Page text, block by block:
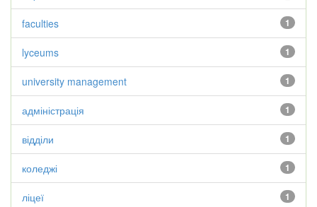
1
faculties
1
lyceums
1
university management
1
адміністрація
1
відділи
1
коледжі
1
ліцеї